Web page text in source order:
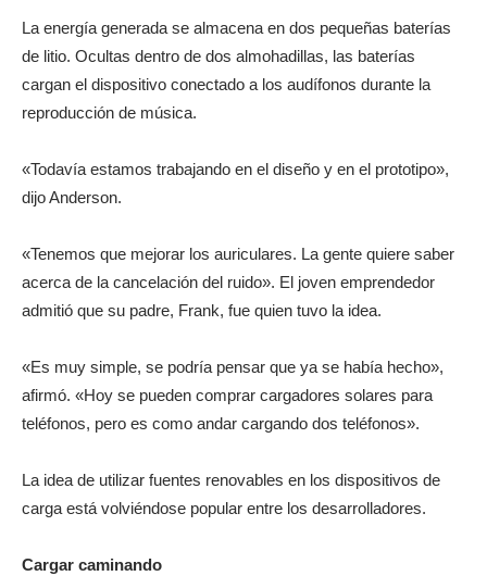
La energía generada se almacena en dos pequeñas baterías
de litio. Ocultas dentro de dos almohadillas, las baterías
cargan el dispositivo conectado a los audífonos durante la
reproducción de música.
«Todavía estamos trabajando en el diseño y en el prototipo»,
dijo Anderson.
«Tenemos que mejorar los auriculares. La gente quiere saber
acerca de la cancelación del ruido». El joven emprendedor
admitió que su padre, Frank, fue quien tuvo la idea.
«Es muy simple, se podría pensar que ya se había hecho»,
afirmó. «Hoy se pueden comprar cargadores solares para
teléfonos, pero es como andar cargando dos teléfonos».
La idea de utilizar fuentes renovables en los dispositivos de
carga está volviéndose popular entre los desarrolladores.
Cargar caminando